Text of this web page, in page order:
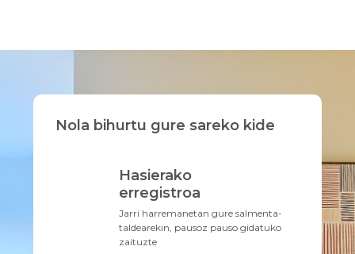
Nola bihurtu gure sareko kide
Hasierako
erregistroa
Jarri harremanetan gure salmenta-
taldearekin, pausoz pauso gidatuko
zaituzte